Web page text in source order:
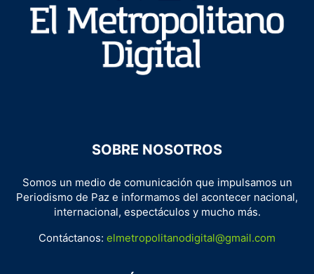
SOBRE NOSOTROS
Somos un medio de comunicación que impulsamos un
Periodismo de Paz e informamos del acontecer nacional,
internacional, espectáculos y mucho más.
Contáctanos: elmetropolitanodigital@gmail.com